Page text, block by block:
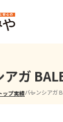
アガ
ップ⁩実績バレンシアガ